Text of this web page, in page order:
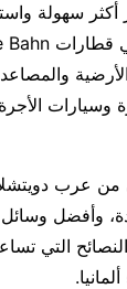
أكثر سهولة
وسيارات
من عرب
وأفضل وسائل
التي